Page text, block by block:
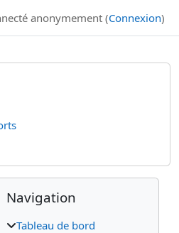
anonymement (Connexion)
Navigation
Navigation
Tableau de bord